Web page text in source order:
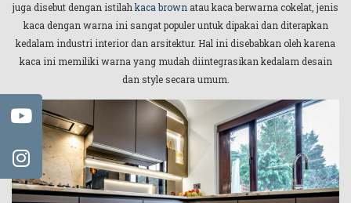
juga disebut dengan istilah kaca brown atau kaca berwarna cokelat, jenis
kaca dengan warna ini sangat populer untuk dipakai dan diterapkan
kedalam industri interior dan arsitektur. Hal ini disebabkan oleh karena
kaca ini memiliki warna yang mudah diintegrasikan kedalam desain
dan style secara umum.